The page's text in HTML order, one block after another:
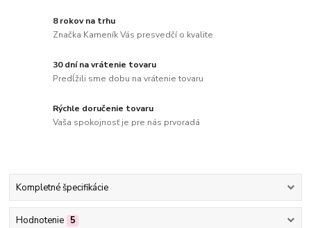
8 rokov na trhu
Značka Kameník Vás presvedčí o kvalite
30 dní na vrátenie tovaru
Predĺžili sme dobu na vrátenie tovaru
Rýchle doručenie tovaru
Vaša spokojnosť je pre nás prvoradá
Kompletné špecifikácie
Hodnotenie 5